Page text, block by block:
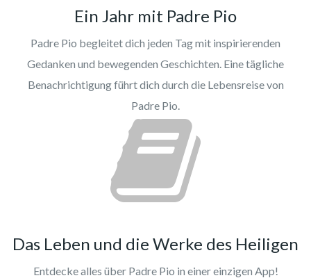
Ein Jahr mit Padre Pio
Padre Pio begleitet dich jeden Tag mit inspirierenden
Gedanken und bewegenden Geschichten. Eine tägliche
Benachrichtigung führt dich durch die Lebensreise von
Padre Pio.
Das Leben und die Werke des Heiligen
Entdecke alles über Padre Pio in einer einzigen App!